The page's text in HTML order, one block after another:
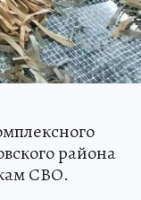
района
СВО.